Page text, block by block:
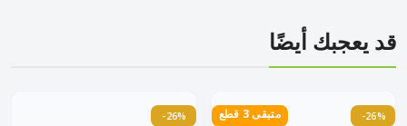
قد يعجبك أيضًا
-26% -26% متبقى 3 قطع